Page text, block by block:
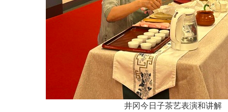
井冈今日子茶艺表演和讲解